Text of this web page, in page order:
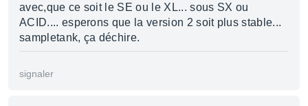
avec,que ce soit le SE ou le XL... sous SX ou
ACID.... esperons que la version 2 soit plus stable...
sampletank, ça déchire.
signaler